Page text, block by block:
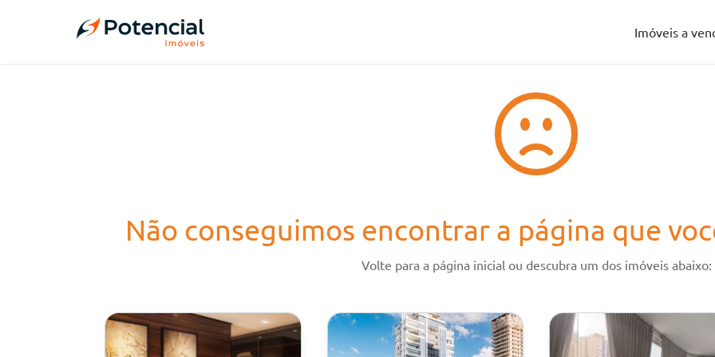
Imóveis a
Imóveis a
Não conseguimos encontrar a página que
Volte para a página inicial ou descubra um dos imóveis abaixo: